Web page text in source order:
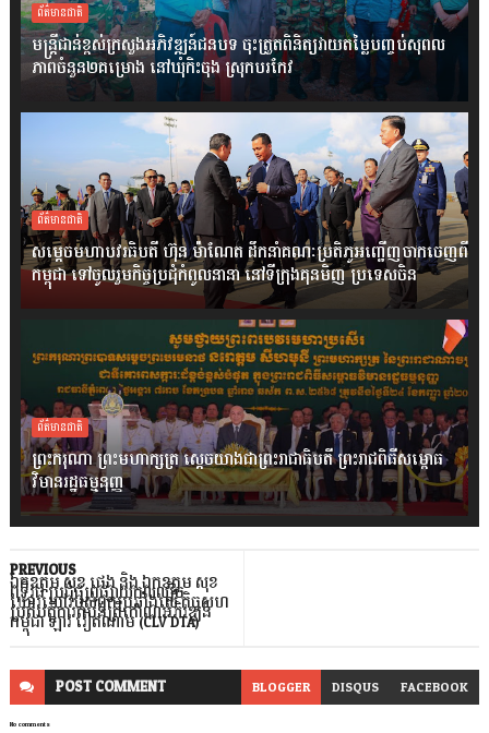
ព័ត៌មានជាតិ
មន្ត្រីជាន់ខ្ពស់ក្រសួងអភិវឌ្ឍន៍ជនបទ ចុះត្រួតពិនិត្យវាយតម្លៃបញ្ចប់សុពល
ភាពចំនួន២គម្រោង នៅឃុំកិះចុង ស្រុកបរកែវ
ព័ត៌មានជាតិ
សម្តេចមហាបវរធិបតី ហ៊ុន ម៉ាណែត ដឹកនាំគណៈប្រតិភូអញ្ជើញចាកចេញពី
កម្ពុជា ទៅចូលរួមកិច្ចប្រជុំកំពូលនានា នៅទីក្រុងគុនមិញ ប្រទេសចិន
ព័ត៌មានជាតិ
ព្រះករុណា ព្រះមហាក្សត្រ ស្តេចយាងជាព្រះរាជាធិបតី ព្រះរាជពិធីសម្ពោធ
វិមានរដ្ឋធម្មនុញ្ញ
PREVIOUS
ឯកឧត្តម សុខ ផេង និង ឯកឧត្តម សុខ
ពុទ្ធិវុធ ប្រជុំផ្សព្វផ្សាយកលល្បិច
ឃោរឃៅរបស់ពួកប្រឆាំងលើ កិច្ចសហ
ប្រតិបត្តិការតំបន់ត្រីកោណអភិវឌ្ឍន៍
កម្ពុជា ឡាវ វៀតណាម (CLV DTA)
POSTCOMMENT BLOGGER DISQUS FACEBOOK
No comments